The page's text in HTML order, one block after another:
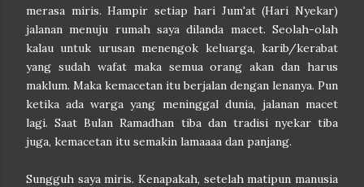
merasa miris. Hampir setiap hari Jum'at (Hari Nyekar)
jalanan menuju rumah saya dilanda macet. Seolah-olah
kalau untuk urusan menengok keluarga, karib/kerabat
yang sudah wafat maka semua orang akan dan harus
maklum. Maka kemacetan itu berjalan dengan lenanya. Pun
ketika ada warga yang meninggal dunia, jalanan macet
lagi. Saat Bulan Ramadhan tiba dan tradisi nyekar tiba
juga, kemacetan itu semakin lamaaaa dan panjang.
Sungguh saya miris. Kenapakah, setelah matipun manusia